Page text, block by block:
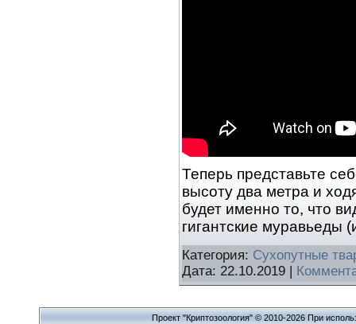
Теперь представьте
высоту два метра и
будет именно то, что
гигантские муравьеды
Категория: Сухопутные
Дата: 22.10.2019
Проект "Криптозоология" © 2010-2026 При